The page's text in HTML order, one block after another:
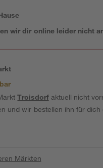
wir dir online leider nicht
Troisdorfaktuell nicht
und wir bestellen ihn für dich
Märkten